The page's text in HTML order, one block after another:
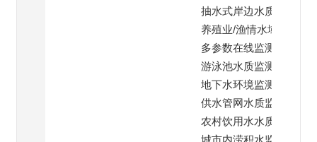
抽水式岸边水质监测
养殖业/渔情水域监测
多参数在线监测系统
游泳池水质监测系统
地下水环境监测
供水管网水质监测
农村饮用水水质监测